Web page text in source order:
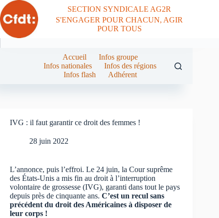
Passer
au
contenu
SECTION SYNDICALE AG2R
S'ENGAGER POUR CHACUN, AGIR
POUR TOUS
Accueil
Infos groupe
Infos nationales
Infos des régions
Infos flash
Adhérent
IVG : il faut garantir ce droit des femmes !
28 juin 2022
L’annonce, puis l’effroi. Le 24 juin, la Cour suprême
des États-Unis a mis fin au droit à l’interruption
volontaire de grossesse (IVG), garanti dans tout le pays
depuis près de cinquante ans. C’est un recul sans
précédent du droit des Américaines à disposer de
leur corps !